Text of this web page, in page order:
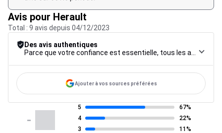
Avis pour Herault
Total : 9 avis depuis 04/12/2023
Des avis authentiques
Ajouter à vos sources préférées
-
5
67%
4
22%
3
11%